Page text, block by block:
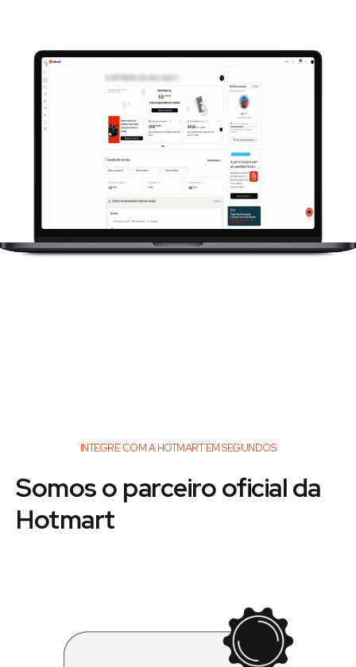
INTEGRE COM A HOTMART EM SEGUNDOS
Somos o parceiro oficial da
Hotmart